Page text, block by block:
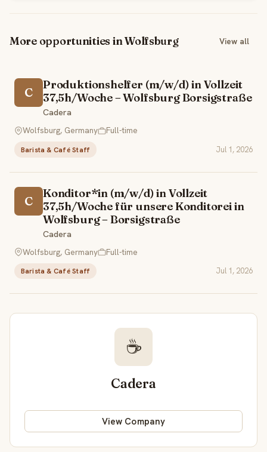
More opportunities in Wolfsburg View all
C
Produk­ti­ons­helfer (m/w/d) in Vollzeit
37,5h/Woche – Wolfsburg Borsigstraße
Cadera
Wolfsburg, Germany
Full-time
Barista & Café Staff Jul 1, 2026
C
Konditor*in (m/w/d) in Vollzeit
37,5h/Woche für unsere Kondi­torei in
Wolfsburg – Borsigstraße
Cadera
Wolfsburg, Germany
Full-time
Barista & Café Staff Jul 1, 2026
☕
Cadera
View Company